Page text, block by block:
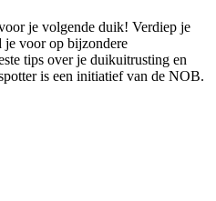
je volgende duik! Verdiep je
je voor op bijzondere
tips over je duikuitrusting en
is een initiatief van de NOB.